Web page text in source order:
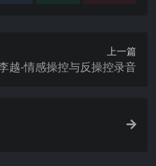
上一篇
越-情感操控与反操控录音